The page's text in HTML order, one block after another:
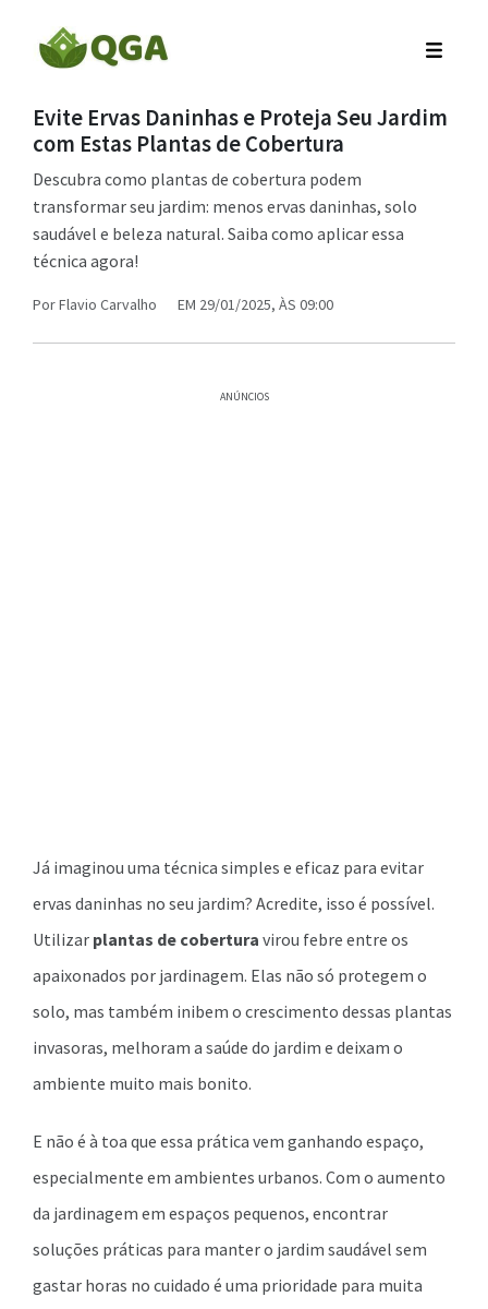
Evite Ervas Daninhas e Proteja Seu Jardim
com Estas Plantas de Cobertura
Descubra como plantas de cobertura podem
transformar seu jardim: menos ervas daninhas, solo
saudável e beleza natural. Saiba como aplicar essa
técnica agora!
PorFlavio Carvalho EM 29/01/2025, ÀS 09:00
ANÚNCIOS
Já imaginou uma técnica simples e eficaz para evitar
ervas daninhas no seu jardim? Acredite, isso é possível.
Utilizar plantas de cobertura virou febre entre os
apaixonados por jardinagem. Elas não só protegem o
solo, mas também inibem o crescimento dessas plantas
invasoras, melhoram a saúde do jardim e deixam o
ambiente muito mais bonito.
E não é à toa que essa prática vem ganhando espaço,
especialmente em ambientes urbanos. Com o aumento
da jardinagem em espaços pequenos, encontrar
soluções práticas para manter o jardim saudável sem
gastar horas no cuidado é uma prioridade para muita